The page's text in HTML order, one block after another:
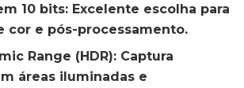
10 bits: Excelente escolha para
cor e pós-processamento.
Range (HDR): Captura
áreas iluminadas e